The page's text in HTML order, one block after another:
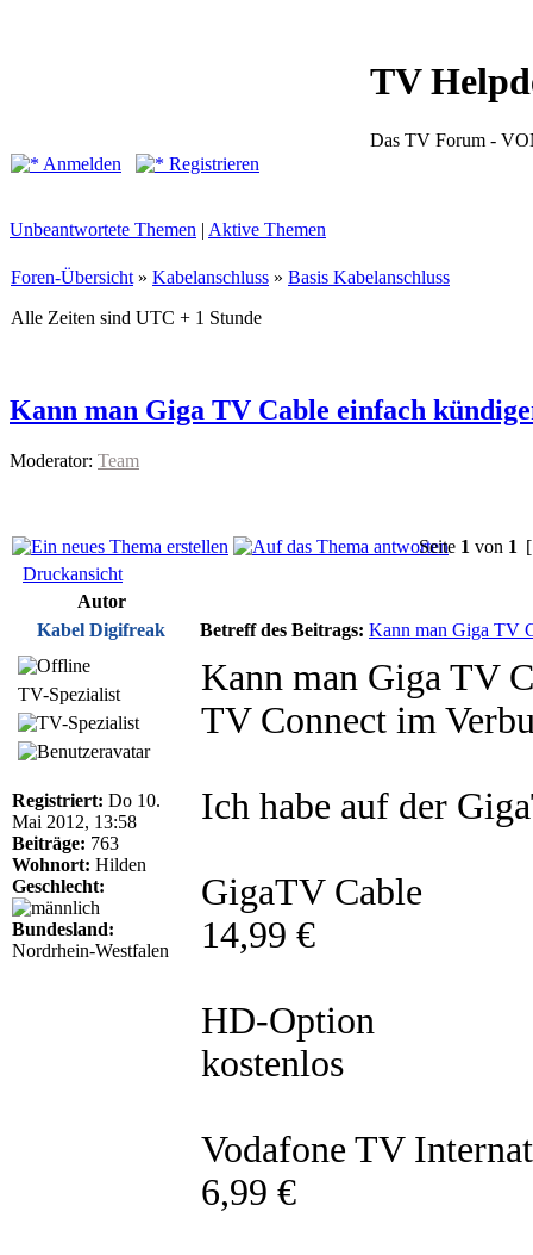
TV
Das TV Forum -
Anmelden
Registrieren
Unbeantwortete Themen | Aktive Themen
Foren-Übersicht » Kabelanschluss » Basis Kabelanschluss
Alle Zeiten sind UTC + 1 Stunde
Kann man Giga TV Cable einfach
Moderator: Team
Seite 1 von 1
Druckansicht
Autor
Kabel Digifreak
Betreff des Beitrags: Kann man Giga TV
TV-Spezialist
Registriert: Do 10.
Mai 2012, 13:58
Beiträge: 763
Wohnort: Hilden
Geschlecht:
Bundesland:
Nordrhein-Westfalen
Kann man Giga TV
TV Connect im
Ich habe auf der
GigaTV Cable
14,99 €
HD-Option
kostenlos
Vodafone TV
6,99 €